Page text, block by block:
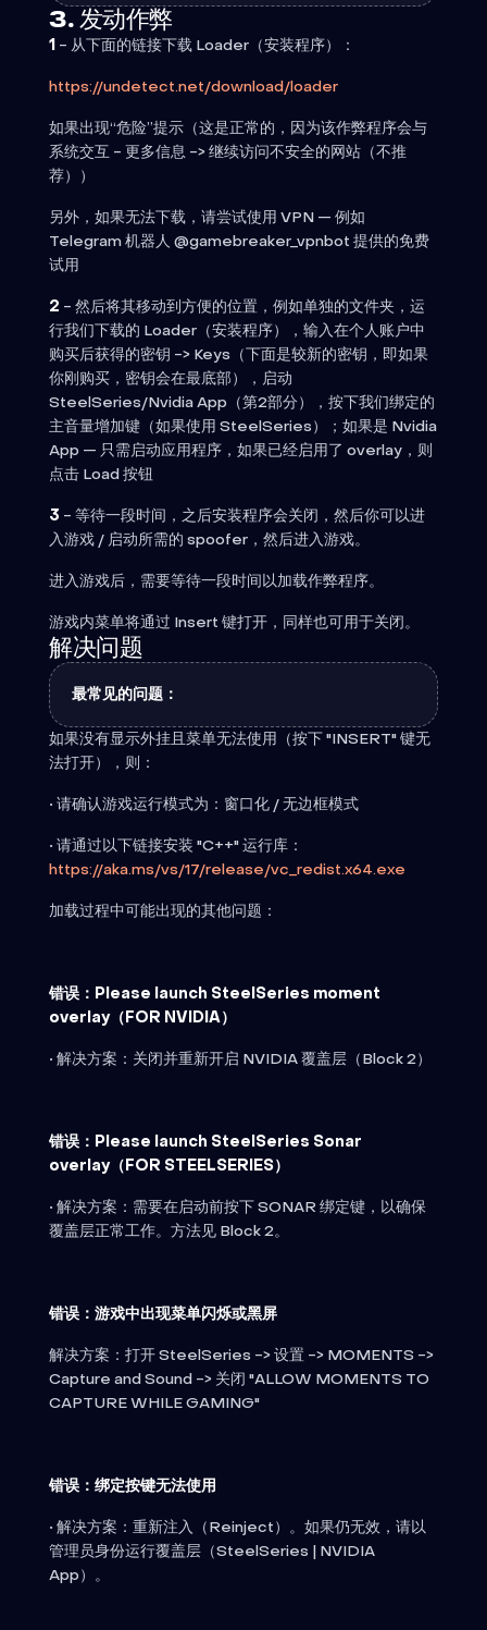
3. 发动作弊
1 - 从下面的链接下载 Loader（安装程序）：
https://undetect.net/download/loader
如果出现“危险”提示（这是正常的，因为该作弊程序会与
系统交互 - 更多信息 -> 继续访问不安全的网站（不推
荐））
另外，如果无法下载，请尝试使用 VPN — 例如
Telegram 机器人 @gamebreaker_vpnbot 提供的免费
试用
2 - 然后将其移动到方便的位置，例如单独的文件夹，运
行我们下载的 Loader（安装程序），输入在个人账户中
购买后获得的密钥 -> Keys（下面是较新的密钥，即如果
你刚购买，密钥会在最底部），启动
SteelSeries/Nvidia App（第2部分），按下我们绑定的
主音量增加键（如果使用 SteelSeries）；如果是 Nvidia
App — 只需启动应用程序，如果已经启用了 overlay，则
点击 Load 按钮
3 - 等待一段时间，之后安装程序会关闭，然后你可以进
入游戏 / 启动所需的 spoofer，然后进入游戏。
进入游戏后，需要等待一段时间以加载作弊程序。
游戏内菜单将通过 Insert 键打开，同样也可用于关闭。
解决问题
最常见的问题：
如果没有显示外挂且菜单无法使用（按下 "INSERT" 键无
法打开），则：
• 请确认游戏运行模式为：窗口化 / 无边框模式
• 请通过以下链接安装 "C++" 运行库：
https://aka.ms/vs/17/release/vc_redist.x64.exe
加载过程中可能出现的其他问题：
错误：Please launch SteelSeries moment
overlay（FOR NVIDIA）
• 解决方案：关闭并重新开启 NVIDIA 覆盖层（Block 2）
错误：Please launch SteelSeries Sonar
overlay（FOR STEELSERIES）
• 解决方案：需要在启动前按下 SONAR 绑定键，以确保
覆盖层正常工作。方法见 Block 2。
错误：游戏中出现菜单闪烁或黑屏
解决方案：打开 SteelSeries -> 设置 -> MOMENTS ->
Capture and Sound -> 关闭 "ALLOW MOMENTS TO
CAPTURE WHILE GAMING"
错误：绑定按键无法使用
• 解决方案：重新注入（Reinject）。如果仍无效，请以
管理员身份运行覆盖层（SteelSeries | NVIDIA
App）。